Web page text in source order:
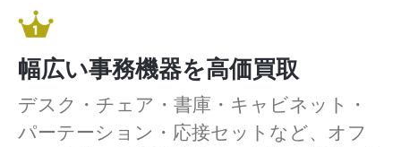
幅広い事務機器を高価買取
デスク・チェア・書庫・キャビネット・
パーテーション・応接セットなど、オフ